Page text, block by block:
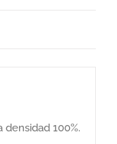
100%.